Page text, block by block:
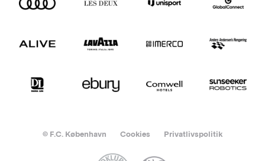
© F.C. København Cookies Privatlivspolitik